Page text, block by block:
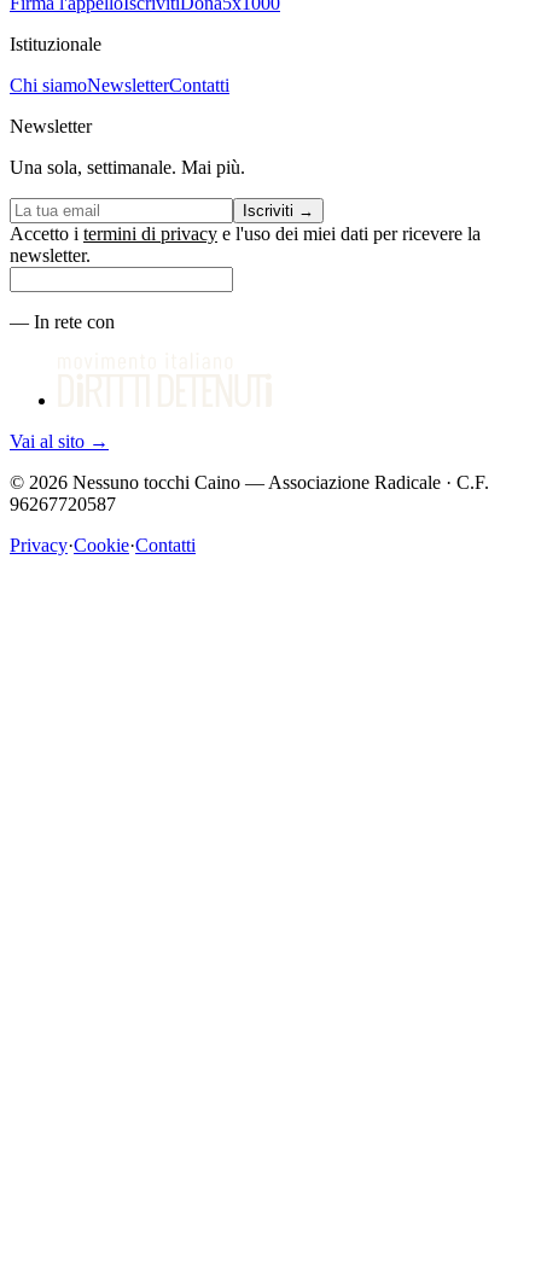
Istituzionale
Chi siamoNewsletterContatti
Newsletter
Una sola, settimanale. Mai più.
Iscriviti →
Accetto i termini di privacy e l'uso dei miei dati per ricevere la
newsletter.
— In rete con
Vai al sito →
© 2026 Nessuno tocchi Caino — Associazione Radicale · C.F.
96267720587
Privacy·Cookie·Contatti